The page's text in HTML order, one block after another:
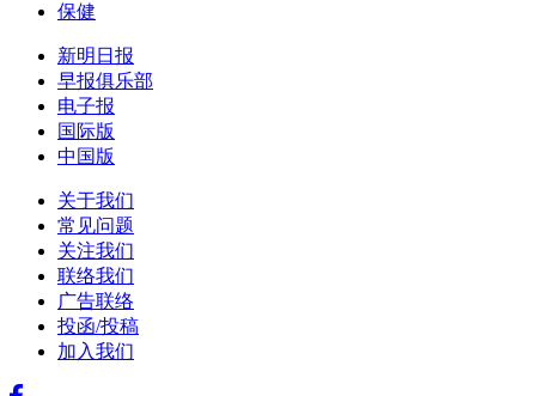
保健
新明日报
早报俱乐部
电子报
国际版
中国版
关于我们
常见问题
关注我们
联络我们
广告联络
投函/投稿
加入我们